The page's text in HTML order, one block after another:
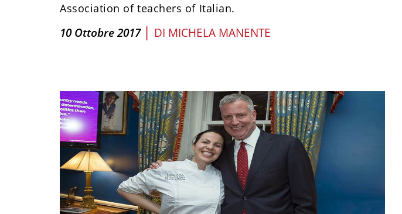
Association of teachers of Italian.
10 Ottobre 2017 | DI MICHELA MANENTE